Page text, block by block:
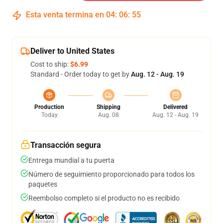
Esta venta termina en 04: 06: 54
Deliver to United States
Cost to ship:$6.99
Standard - Order today to get byAug. 12 - Aug. 19
Production
Today
Shipping
Aug. 08
Delivered
Aug. 12 - Aug. 19
Transacción segura
Entrega mundial a tu puerta
Número de seguimiento proporcionado para todos los
paquetes
Reembolso completo si el producto no es recibido